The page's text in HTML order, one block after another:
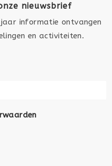
nieuwsbrief
informatie ontvangen
en activiteiten.